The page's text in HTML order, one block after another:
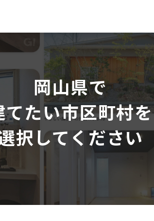
岡山県で
てたい市区町村を
択してください